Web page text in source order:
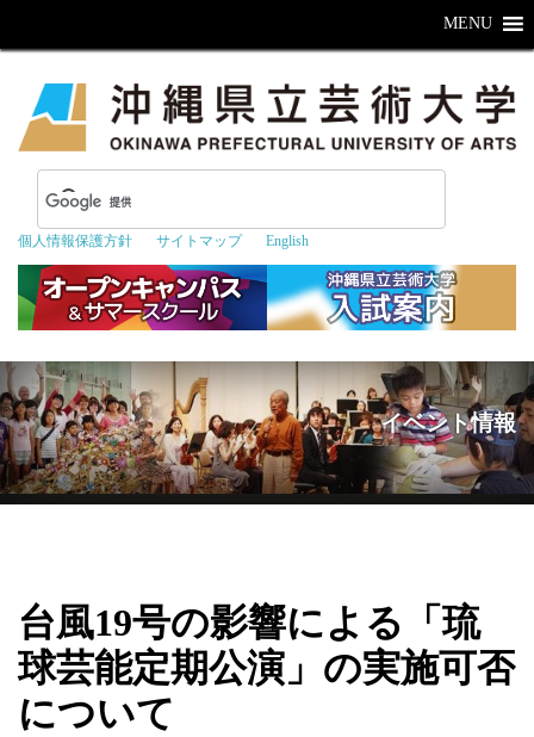
個人情報保護方針 サイトマップ English
MENU
イベント情報
台風19号の影響による「琉
球芸能定期公演」の実施可否
について